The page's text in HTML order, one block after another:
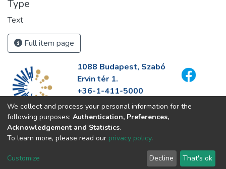
Type
Text
Full item page
1088 Budapest, Szabó
Ervin tér 1.
+36-1-411-5000
info@fszek.hu
https://fszek.hu
We collect and process your personal information for the
following purposes: Authentication, Preferences,
Acknowledgement and Statistics.
To learn more, please read our privacy policy.
Customize Decline That's ok